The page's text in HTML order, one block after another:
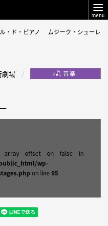
menu
・ド・ピアノ ムジーク・シューレ
劇場
array offset on false in
wp-
on line 95